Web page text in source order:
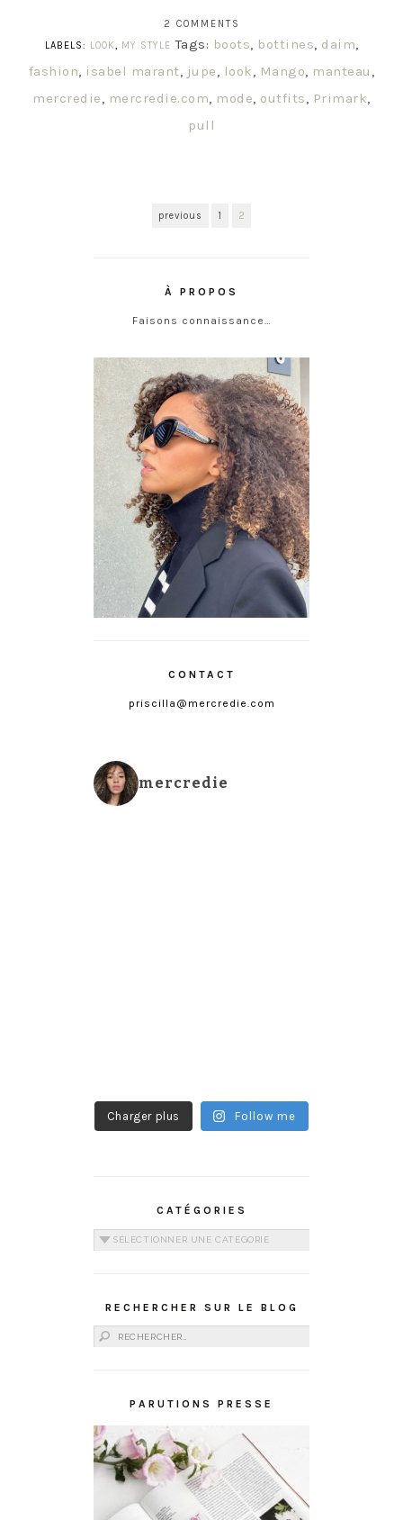
2 COMMENTS
LABELS: LOOK MY STYLE Tags: boots bottines daim
fashion
isabel marant jupe look Mango manteau
mercredie
mercredie.com mode outfits Primark
pull
previous 1 2
À PROPOS
Faisons connaissance…
CONTACT
priscilla@mercredie.com
mercredie
Charger plus Follow me
CATÉGORIES
Catégories
RECHERCHER SUR LE BLOG
Rechercher :
PARUTIONS PRESSE